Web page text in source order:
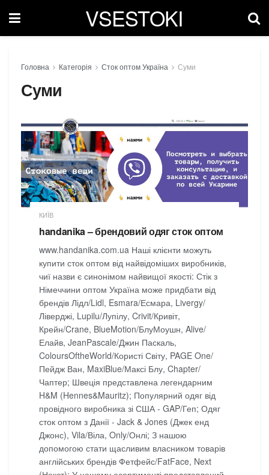
VSESTOKI
Головна Категорія Сток оптом Україна Суми
Суми
КИЇВ
handanika – брендовий одяг сток оптом
www.handanika.com.ua Наші клієнти можуть
купити сток оптом від найвідоміших виробників,
чиї назви є синонімом найвищої якості: Стік з
Німеччини оптом Україна може придбати від
брендів Лідл/Lidl, Esmara/Есмара, Livergy/
Ліверджі, Lupilu/Лупілу, Crivit/Кривіт,
Крейн/Crane, BlueMotion/БлуМоушн, Alive/
Елайв, JeanPascale/Джин Паскаль,
ColoursOftheWorld/Користі Світу, PAGE One/
Пейдж Ван, MaxiBlue/Максі Блу, Chapter/
Чаптер; Швеція представлена легендарним
H&M (Hennes&Mauritz); Популярний одяг від
провідного виробника зі США - GAP/Геп; Одяг
сток оптом з Данії - Jack & Jones (Джек енд
Джонс), Vila/Віла, Only/Онлі; З нашою
допомогою стати щасливим власником товарів
англійських брендів Фетфейс/FatFace, Next